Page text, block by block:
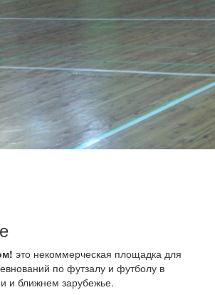
это некоммерческая площадка для
по футзалу и футболу в
и ближнем зарубежье.